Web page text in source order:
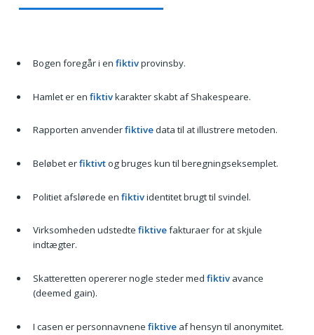
Bogen foregår i en fiktivprovinsby.
Hamlet er en fiktivkarakter skabt af Shakespeare.
Rapporten anvenderfiktivedata til at illustrere metoden.
Beløbet erfiktivtog bruges kun til beregningseksemplet.
Politiet afslørede en fiktividentitet brugt til svindel.
Virksomheden udstedte fiktivefakturaer for at skjule
indtægter.
Skatteretten opererer nogle steder med fiktivavance
(deemed gain).
I casen er personnavnene fiktiveaf hensyn til anonymitet.